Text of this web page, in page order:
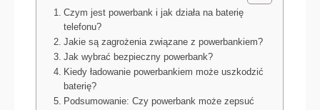
Czym jest powerbank i jak działa na baterię
telefonu?
Jakie są zagrożenia związane z powerbankiem?
Jak wybrać bezpieczny powerbank?
Kiedy ładowanie powerbankiem może uszkodzić
baterię?
Podsumowanie: Czy powerbank może zepsuć